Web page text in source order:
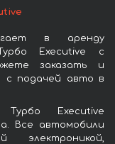
в аренду
Executive с
заказать и
с подачей авто в
Executive
Все автомобили
электроникой,